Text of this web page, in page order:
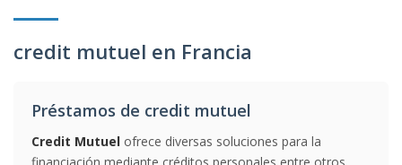
credit mutuel en Francia
Préstamos de credit mutuel
Credit Mutuel ofrece diversas soluciones para la